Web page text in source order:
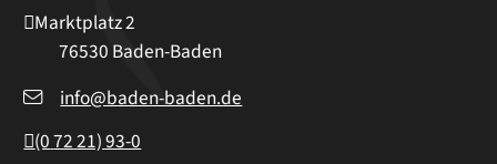
Marktplatz 2
76530 Baden-Baden
info@baden-baden.de
(07221) 93-0